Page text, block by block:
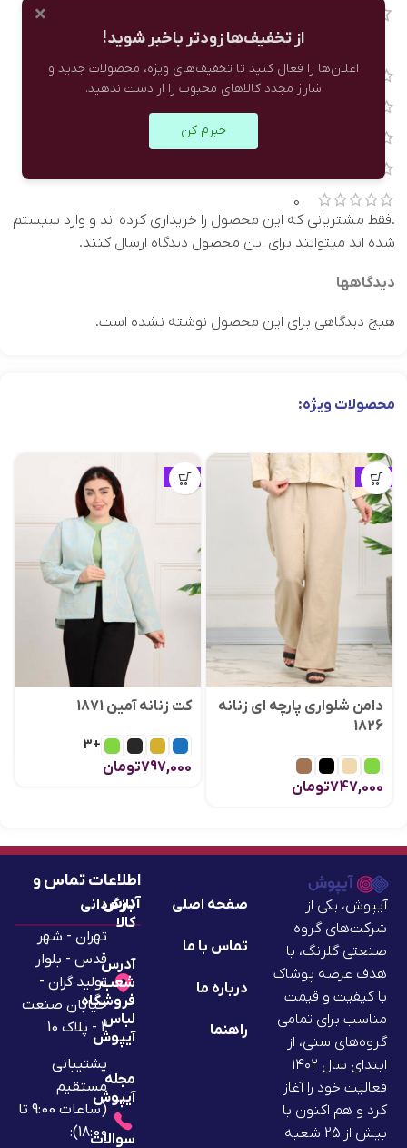
0
دیدگاهها
هیچ دیدگاهی برای این محصول نوشته نشده است.
.فقط مشتریانی که این محصول را خریداری کرده اند و وارد سیستم
شده اند میتوانند برای این محصول دیدگاه ارسال کنند.
محصولات ویژه:
ویژه
دامن شلواری پارچه‌ ای زنانه
1826
747,000تومان
ویژه
کت زنانه آمین 1871
+3
797,000تومان
آیپوش، یکی از
شرکت‌های گروه
صنعتی گلرنگ، با
هدف عرضه پوشاک
با کیفیت و قیمت
مناسب برای تمامی
گروه‌های سنی، از
ابتدای سال ۱۴۰۲
فعالیت خود را آغاز
کرد و هم اکنون با
بیش از 25 شعبه
صفحه اصلی
تماس با ما
درباره ما
راهنما
بازگردانی
کالا
آدرس
شعب
فروشگاه
لباس
آیپوش
مجله
آیپوش
سوالات
تهران - شهر
قدس - بلوار
تولید گران -
خیابان صنعت
2 - پلاک 10
پشتیبانی
مستقیم
(ساعات 9:00 تا
18:00):
اطلاعات تماس و
آدرس
×
از تخفیف‌ها زودتر باخبر شوید!
اعلان‌ها را فعال کنید تا تخفیف‌های ویژه، محصولات جدید و
شارژ مجدد کالاهای محبوب را از دست ندهید.
خبرم کن